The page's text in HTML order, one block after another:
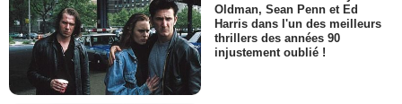
Oldman, Sean Penn et Ed
Harris dans l'un des meilleurs
thrillers des années 90
injustement oublié !